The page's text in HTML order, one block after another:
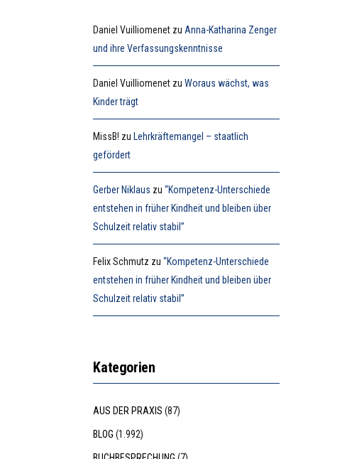
Daniel Vuilliomenet zuAnna-Katharina Zenger
und ihre Verfassungskenntnisse
Daniel Vuilliomenet zuWoraus wächst, was
Kinder trägt
MissB! zu Lehrkräftemangel – staatlich
gefördert
Gerber Niklaus zu“Kompetenz-Unterschiede
entstehen in früher Kindheit und bleiben über
Schulzeit relativ stabil”
Felix Schmutz zu“Kompetenz-Unterschiede
entstehen in früher Kindheit und bleiben über
Schulzeit relativ stabil”
Kategorien
AUS DER PRAXIS (87)
BLOG (1.992)